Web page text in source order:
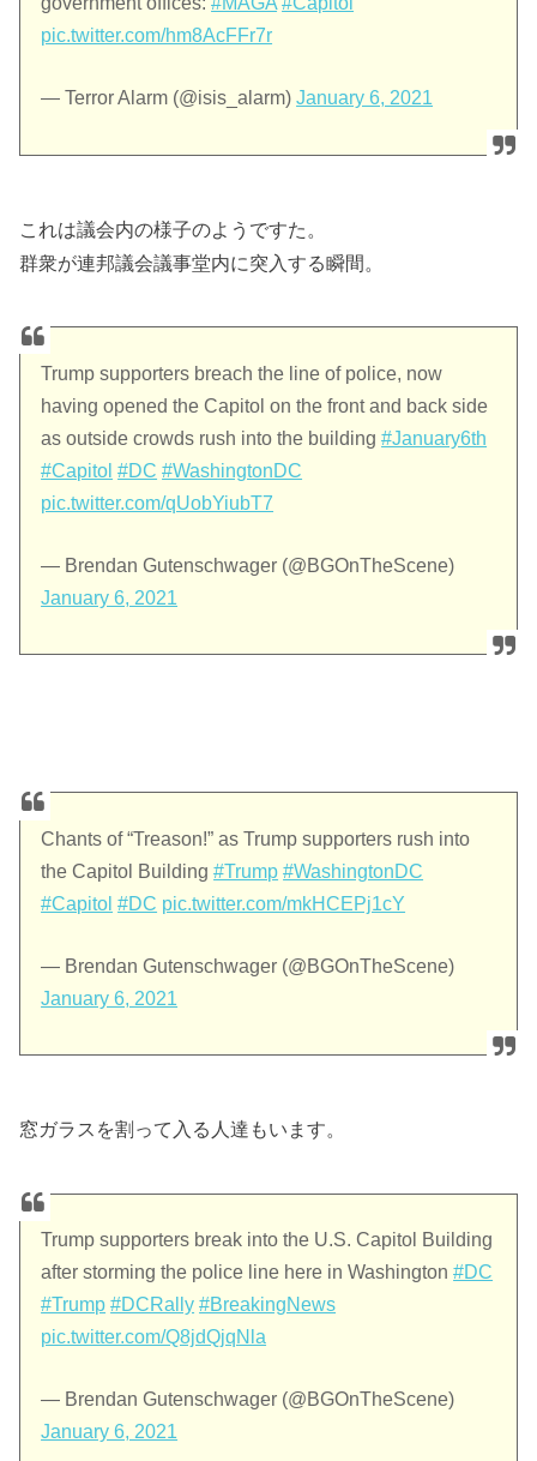
pic.twitter.com/hm8AcFFr7r
— Terror Alarm (@isis_alarm)January 6, 2021
これは議会内の様子のようですた。
群衆が連邦議会議事堂内に突入する瞬間。
Trump supporters breach the line of police, now
having opened the Capitol on the front and back side
as outside crowds rush into the building#January6th
#Capitol #DC #WashingtonDC
pic.twitter.com/qUobYiubT7
— Brendan Gutenschwager (@BGOnTheScene)
January 6, 2021
Chants of “Treason!” as Trump supporters rush into
the Capitol Building#Trump #WashingtonDC
#Capitol #DC pic.twitter.com/mkHCEPj1cY
— Brendan Gutenschwager (@BGOnTheScene)
January 6, 2021
窓ガラスを割って入る人達もいます。
Trump supporters break into the U.S. Capitol Building
after storming the police line here in Washington#DC
#Trump #DCRally #BreakingNews
pic.twitter.com/Q8jdQjqNla
— Brendan Gutenschwager (@BGOnTheScene)
January 6, 2021